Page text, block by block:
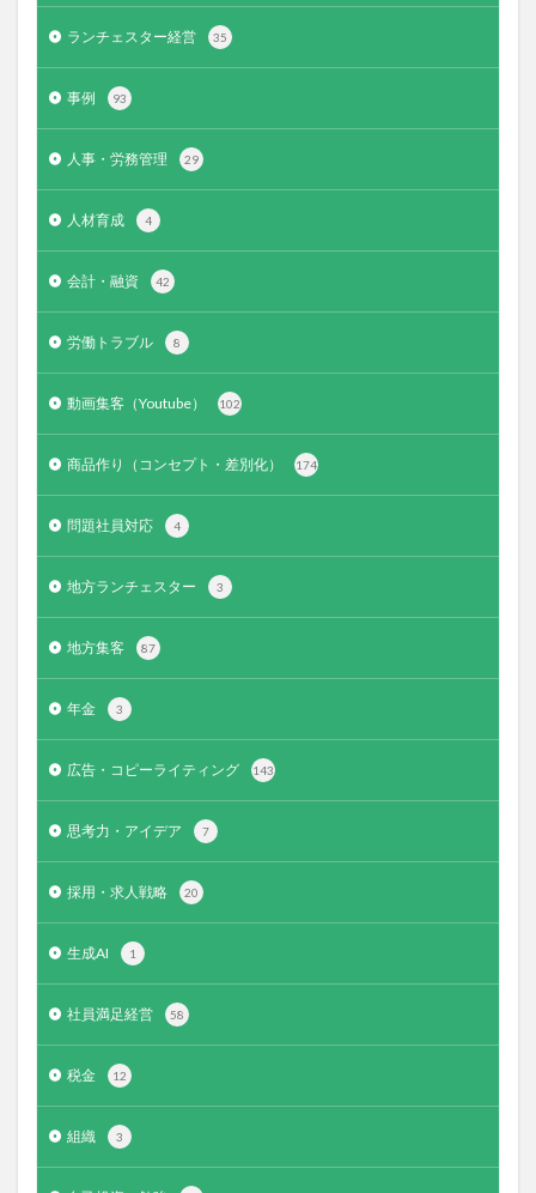
ランチェスター経営 35
事例 93
人事・労務管理 29
人材育成 4
会計・融資 42
労働トラブル 8
動画集客（Youtube） 102
商品作り（コンセプト・差別化） 174
問題社員対応 4
地方ランチェスター 3
地方集客 87
年金 3
広告・コピーライティング 143
思考力・アイデア 7
採用・求人戦略 20
生成AI 1
社員満足経営 58
税金 12
組織 3